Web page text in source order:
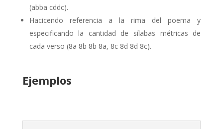
(abba cddc).
Hacicendo referencia a la rima del poema y
especificando la cantidad de sílabas métricas de
cada verso (8a 8b 8b 8a, 8c 8d 8d 8c).
Ejemplos